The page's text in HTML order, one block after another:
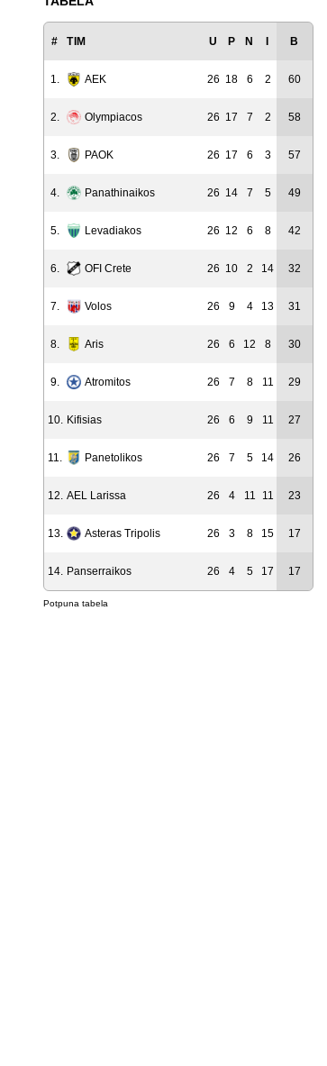
# TIM U P N B
1. AEK 26 18 6 2 60
2. Olympiacos 26 17 7 2 58
3. PAOK 26 17 6 3 57
4. Panathinaikos 26 14 7 5 49
5. Levadiakos 26 12 6 8 42
6. OFI Crete 26 10 2 14 32
7. Volos 26 9 4 13 31
8. Aris 26 6 12 8 30
9. Atromitos 26 7 8 11 29
10. Kifisias 26 6 9 11 27
11. Panetolikos 26 7 5 14 26
12. AEL Larissa 26 4 11 11 23
13. Asteras Tripolis 26 3 8 15 17
14. Panserraikos 26 4 5 17 17
Potpuna tabela